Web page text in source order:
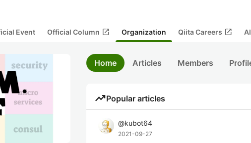
Event Official Column open_in_new Organization Qiita Careers open_in_new
Home Articles Members
trending_upPopular articles
@kubot64
2021-09-27